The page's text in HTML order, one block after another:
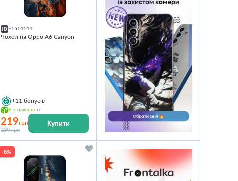
F1614144
Чохол на Oppo A6 Canyon
+11 бонусів
Є в наявності
219грн
239 грн
Купити
-8%